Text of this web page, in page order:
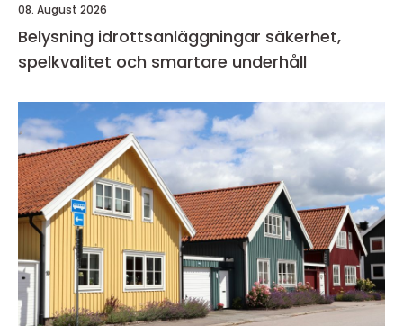
08. August 2026
Belysning idrottsanläggningar säkerhet,
spelkvalitet och smartare underhåll